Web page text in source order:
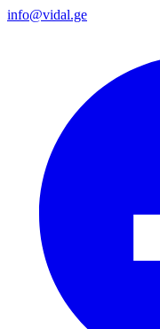
info@vidal.ge